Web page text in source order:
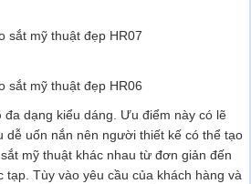
sắt mỹ thuật đẹp HR07
sắt mỹ thuật đẹp HR06
đa dạng kiểu dáng. Ưu điểm này có lẽ
dễ uốn nắn nên người thiết kế có thể tạo
mỹ thuật khác nhau từ đơn giản đến
Tùy vào yêu cầu của khách hàng và